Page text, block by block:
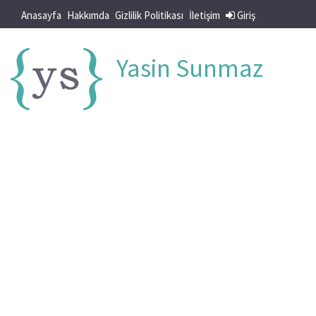
Anasayfa Hakkımda Gizlilik Politikası İletişim Giriş
Yasin Sunmaz